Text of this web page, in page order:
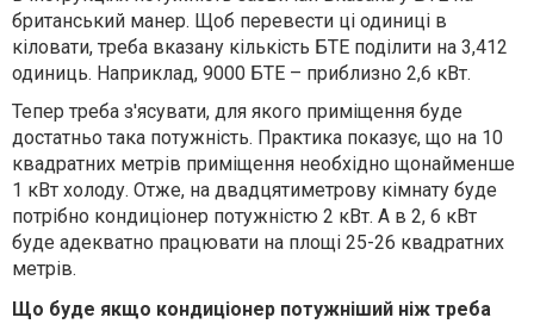
британський манер. Щоб перевести ці одиниці в
кіловати, треба вказану кількість БТЕ поділити на 3,412
одиниць. Наприклад, 9000 БТЕ – приблизно 2,6 кВт.
Тепер треба з'ясувати, для якого приміщення буде
достатньо така потужність. Практика показує, що на 10
квадратних метрів приміщення необхідно щонайменше
1 кВт холоду. Отже, на двадцятиметрову кімнату буде
потрібно кондиціонер потужністю 2 кВт. А в 2, 6 кВт
буде адекватно працювати на площі 25-26 квадратних
метрів.
Що буде якщо кондиціонер потужніший ніж треба